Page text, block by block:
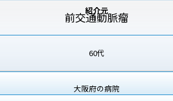
紹介元
前交通動脈瘤
60代
大阪府の病院